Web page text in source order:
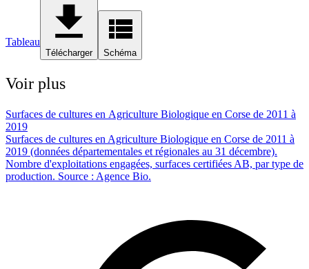
Tableau
Télécharger Schéma
Voir plus
Surfaces de cultures en Agriculture Biologique en Corse de 2011 à
2019
Surfaces de cultures en Agriculture Biologique en Corse de 2011 à
2019 (données départementales et régionales au 31 décembre).
Nombre d'exploitations engagées, surfaces certifiées AB, par type de
production. Source : Agence Bio.